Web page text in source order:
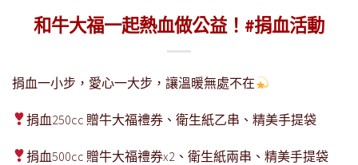
和牛大福一起熱血做公益！#捐血活動
捐血一小步，愛心一大步，讓溫暖無處不在
捐血250cc 贈牛大福禮券、衛生紙乙串、精美手提袋
捐血500cc 贈牛大福禮券x2 、衛生紙兩串、精美手提袋